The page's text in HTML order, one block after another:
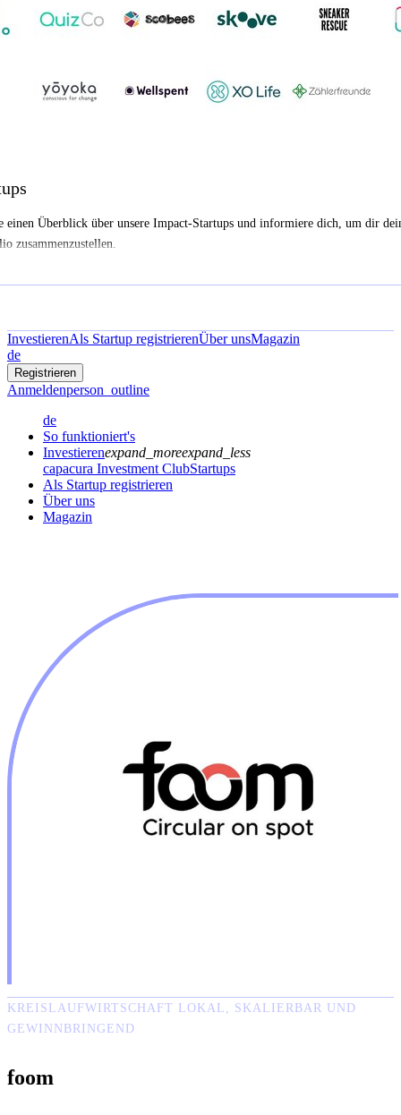
einen Überblick über unsere Impact-Startups und informiere dich, um dir
zusammenzustellen.
InvestierenAls Startup registrierenÜber unsMagazin
de
Registrieren
Anmeldenperson_outline
de
So funktioniert's
Investierenexpand_moreexpand_less
capacura Investment ClubStartups
Als Startup registrieren
Über uns
Magazin
KREISLAUFWIRTSCHAFT LOKAL, SKALIERBAR UND
GEWINNBRINGEND
foom